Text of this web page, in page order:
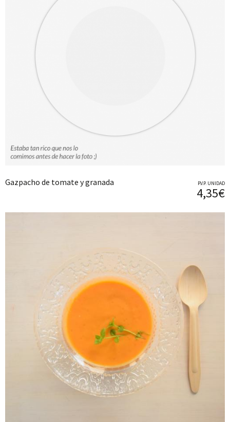
Gazpacho de tomate y granada P.V.P. UNIDAD
4,35€